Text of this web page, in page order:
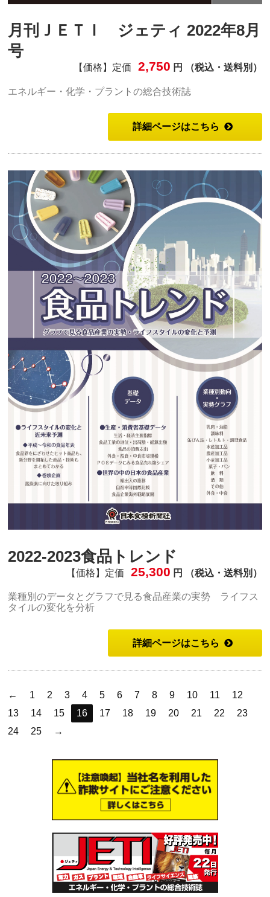
月刊ＪＥＴＩ ジェティ 2022年8月
号
【価格】定価 2,750 円 （税込・送料別）
エネルギー・化学・プラントの総合技術誌
詳細ページはこちら
2022-2023食品トレンド
【価格】定価 25,300 円 （税込・送料別）
業種別のデータとグラフで見る食品産業の実勢 ライフス
タイルの変化を分析
詳細ページはこちら
← 1 2 3 4 5 6 7 8 9 10 11
12
13
14 15 16 17 18 19 20 21 22
23
24
25 →